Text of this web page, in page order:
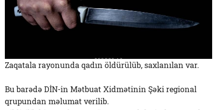
Zaqatala rayonunda qadın öldürülüb, saxlanılan var.
Bu barədə DİN-in Mətbuat Xidmətinin Şəki regional
qrupundan məlumat verilib.